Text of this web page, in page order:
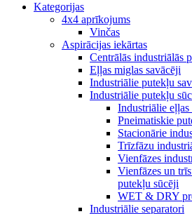
Kategorijas
4x4 aprīkojums
Vinčas
Aspirācijas iekārtas
Centrālās industriālās
Eļļas miglas savācēji
Industriālie putekļu
Industriālie putekļu
Industriālie
Pneimatiskie
Stacionārie
Trīzfāzu
Vienfāzes
Vienfāzes un
putekļu sūcēji
WET & DRY
Industriālie separatori